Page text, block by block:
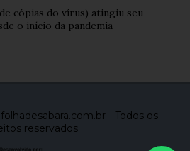
cópias do vírus) atingiu seu
o início da pandemia
- Todos os
reservados